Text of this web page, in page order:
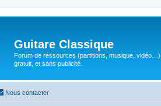
Guitare Classique
Forum de ressources (partitions, musique,
gratuit, et sans publicité.
Nous contacter